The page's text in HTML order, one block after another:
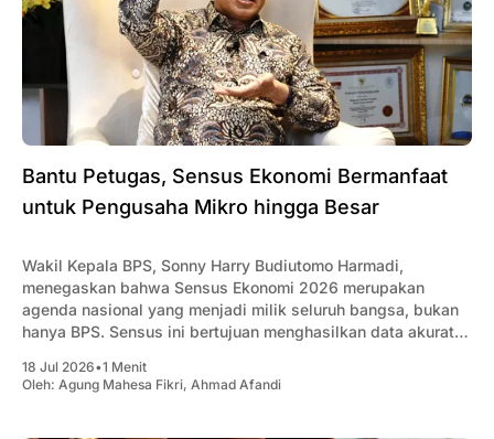
Bantu Petugas, Sensus Ekonomi Bermanfaat
untuk Pengusaha Mikro hingga Besar
Wakil Kepala BPS, Sonny Harry Budiutomo Harmadi,
menegaskan bahwa Sensus Ekonomi 2026 merupakan
agenda nasional yang menjadi milik seluruh bangsa, bukan
hanya BPS. Sensus ini bertujuan menghasilkan data akurat
dasar penyusunan kebijakan pemerintah, sekaligus menjadi
18 Jul 2026•1 Menit
Oleh: Agung Mahesa Fikri, Ahmad Afandi